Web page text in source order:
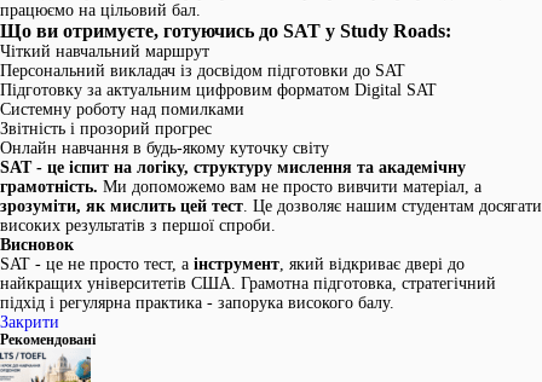
працюємо на цільовий бал.
Що ви отримуєте, готуючись до SAT у Study Roads:
Чіткий навчальний маршрут
Персональний викладач із досвідом підготовки до SAT
Підготовку за актуальним цифровим форматом Digital SAT
Системну роботу над помилками
Звітність і прозорий прогрес
Онлайн навчання в будь-якому куточку світу
SAT - це іспит на логіку, структуру мислення та академічну
грамотність. Ми допоможемо вам не просто вивчити матеріал, а
зрозуміти, як мислить цей тест. Це дозволяє нашим студентам досягати
високих результатів з першої спроби.
Висновок
SAT - це не просто тест, а інструмент, який відкриває двері до
найкращих університетів США. Грамотна підготовка, стратегічний
підхід і регулярна практика - запорука високого балу.
Закрити
Рекомендовані